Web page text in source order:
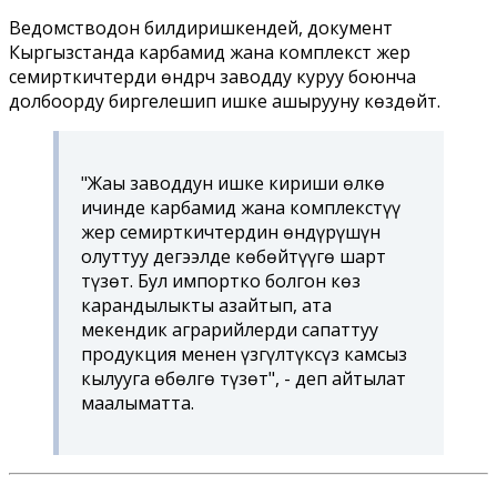
Ведомстводон билдиришкендей, документ
Кыргызстанда карбамид жана комплекстүү жер
семирткичтерди өндүрүүчү заводду куруу боюнча
долбоорду биргелешип ишке ашырууну көздөйт.
"Жаңы заводдун ишке кириши өлкө
ичинде карбамид жана комплекстүү
жер семирткичтердин өндүрүшүн
олуттуу деңгээлде көбөйтүүгө шарт
түзөт. Бул импортко болгон көз
карандылыкты азайтып, ата
мекендик аграрийлерди сапаттуу
продукция менен үзгүлтүксүз камсыз
кылууга өбөлгө түзөт", - деп айтылат
маалыматта.